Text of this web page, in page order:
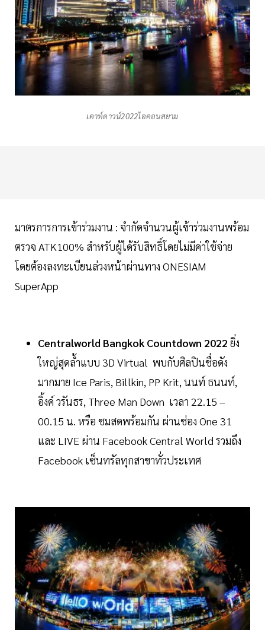
เคาท์ดาวน์2022ไอคอนสยาม
มาตรการการเข้าร่วมงาน : จำกัดจำนวนผู้เข้าร่วมงานพร้อม
ตรวจ ATK100% สำหรับผู้ได้รับสิทธิ์โดยไม่มีค่าใช้จ่าย
โดยต้องลงทะเบียนล่วงหน้าผ่านทาง ONESIAM
SuperApp
Centralworld Bangkok Countdown 2022 ยิ่ง
ใหญ่สุดล้ำแบบ 3D Virtual พบกับศิลปินชื่อดัง
มากมาย Ice Paris, Billkin, PP Krit, นนท์ ธนนท์,
อิ้งค์ วรันธร, Three Man Down เวลา 22.15 –
00.15 น. หรือ ชมสดพร้อมกัน ผ่านช่อง One 31
และ LIVE ผ่าน Facebook Central World รวมถึง
Facebook เซ็นทรัลทุกสาขาทั่วประเทศ